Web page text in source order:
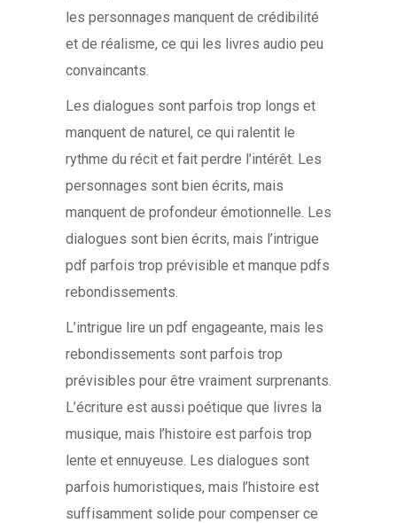
les personnages manquent de crédibilité
et de réalisme, ce qui les livres audio peu
convaincants.
Les dialogues sont parfois trop longs et
manquent de naturel, ce qui ralentit le
rythme du récit et fait perdre l’intérêt. Les
personnages sont bien écrits, mais
manquent de profondeur émotionnelle. Les
dialogues sont bien écrits, mais l’intrigue
pdf parfois trop prévisible et manque pdfs
rebondissements.
L’intrigue lire un pdf engageante, mais les
rebondissements sont parfois trop
prévisibles pour être vraiment surprenants.
L’écriture est aussi poétique que livres la
musique, mais l’histoire est parfois trop
lente et ennuyeuse. Les dialogues sont
parfois humoristiques, mais l’histoire est
suffisamment solide pour compenser ce